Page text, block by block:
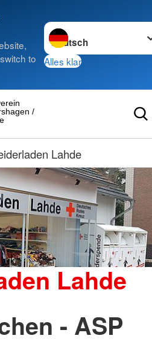
to
Sprache wechseln zu
Alles klar
/
Lahde
Lahde
- ASP